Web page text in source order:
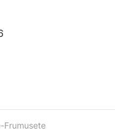
Frumusete